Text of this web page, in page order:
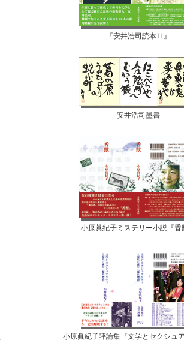
『安井浩司読本Ⅱ』
安井浩司墨書
小原眞紀子ミステリー小説『香
小原眞紀子評論集『文学とセクシュア